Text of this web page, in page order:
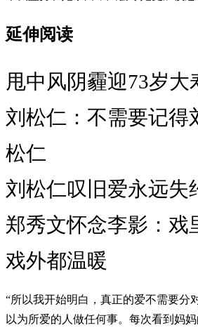
延伸阅读
甩中风阴霾迎73岁大
刘松仁：不需要记得
松仁
刘松仁叹旧爱永远失
郑秀文怀念李影：戏
戏外都温暖
“所以我开始明白，真正的爱不需要分
以为所爱的人做任何事。每次看到妈